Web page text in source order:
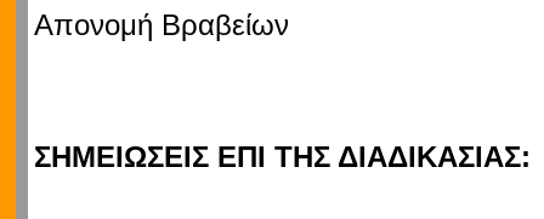
Απονομή Βραβείων
ΣΗΜΕΙΩΣΕΙΣ ΕΠΙ ΤΗΣ ΔΙΑΔΙΚΑΣΙΑΣ: